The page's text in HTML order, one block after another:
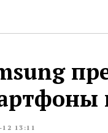
12 13:11